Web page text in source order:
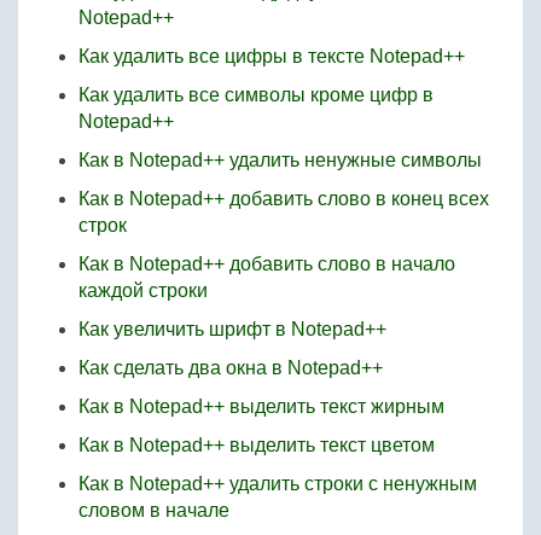
Notepad++
Как удалить все цифры в тексте Notepad++
Как удалить все символы кроме цифр в
Notepad++
Как в Notepad++ удалить ненужные символы
Как в Notepad++ добавить слово в конец всех
строк
Как в Notepad++ добавить слово в начало
каждой строки
Как увеличить шрифт в Notepad++
Как сделать два окна в Notepad++
Как в Notepad++ выделить текст жирным
Как в Notepad++ выделить текст цветом
Как в Notepad++ удалить строки с ненужным
словом в начале